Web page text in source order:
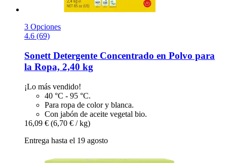
3 Opciones
4.6 (69)
Sonett Detergente Concentrado en Polvo para
la Ropa, 2,40 kg
¡Lo más vendido!
40 °C - 95 °C.
Para ropa de color y blanca.
Con jabón de aceite vegetal bio.
16,09 € (6,70 € / kg)
Entrega hasta el 19 agosto